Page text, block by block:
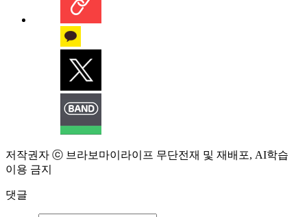
저작권자 ⓒ 브라보마이라이프 무단전재 및 재배포, AI학습
이용 금지
댓글